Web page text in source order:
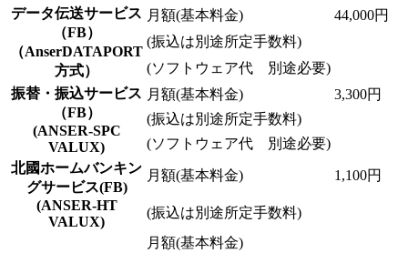
データ伝送サービス
（FB）
（AnserDATAPORT
方式）
月額(基本料金)
44,000円
(振込は別途所定手数料)
(ソフトウェア代 別途必要)
振替・振込サービス
（FB）
(ANSER-SPC
VALUX)
月額(基本料金)
3,300円
(振込は別途所定手数料)
(ソフトウェア代 別途必要)
北國ホームバンキン
グサービス(FB)
(ANSER-HT
VALUX)
月額(基本料金) 1,100円
(振込は別途所定手数料)
月額(基本料金)